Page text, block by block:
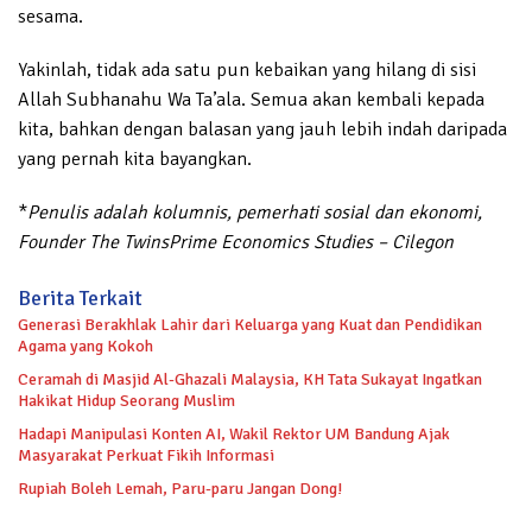
sesama.
Yakinlah, tidak ada satu pun kebaikan yang hilang di sisi
Allah Subhanahu Wa Ta’ala. Semua akan kembali kepada
kita, bahkan dengan balasan yang jauh lebih indah daripada
yang pernah kita bayangkan.
*Penulis adalah kolumnis, pemerhati sosial dan ekonomi,
Founder The TwinsPrime Economics Studies – Cilegon
Berita Terkait
Generasi Berakhlak Lahir dari Keluarga yang Kuat dan Pendidikan
Agama yang Kokoh
Ceramah di Masjid Al-Ghazali Malaysia, KH Tata Sukayat Ingatkan
Hakikat Hidup Seorang Muslim
Hadapi Manipulasi Konten AI, Wakil Rektor UM Bandung Ajak
Masyarakat Perkuat Fikih Informasi
Rupiah Boleh Lemah, Paru-paru Jangan Dong!